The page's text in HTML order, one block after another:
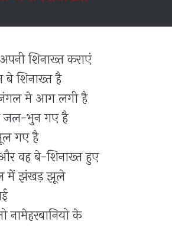
शिनाख्त कराएं
बे शिनाख्त है
जंगल मे आग लगी है
भुन ग‌ए है
ग‌ए है
वह बे-शिनाख्त हुए
में झंखड़ झूले
के